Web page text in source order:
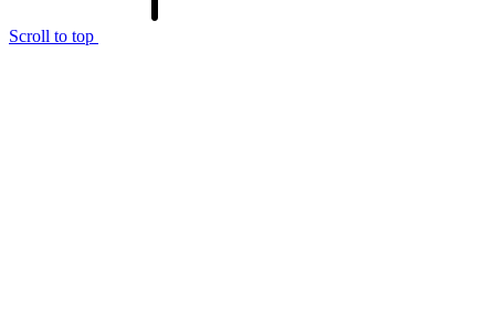
Scroll to top